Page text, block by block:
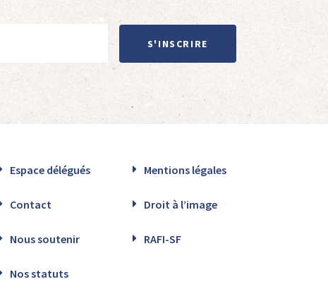
S'INSCRIRE
Espace délégués Mentions légales
Contact Droit à l’image
Nous soutenir RAFI-SF
Nos statuts